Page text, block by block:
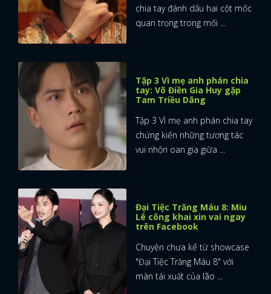
chia tay đánh dấu hai cột mốc
quan trọng trong mối ...
Tập 3 Vì mẹ anh phán chia
tay: Võ Điền Gia Huy gặp
Tam Triều Dâng
Tập 3 Vì mẹ anh phán chia tay
chứng kiến những tương tác
vui nhộn oan gia giữa ...
Đại Tiệc Trăng Máu 8: Miu
Lê công khai xin vai ngay
trên Facebook
Chuyện chưa kể từ showcase
"Đại Tiệc Trăng Máu 8" với
màn tái xuất của lão ...